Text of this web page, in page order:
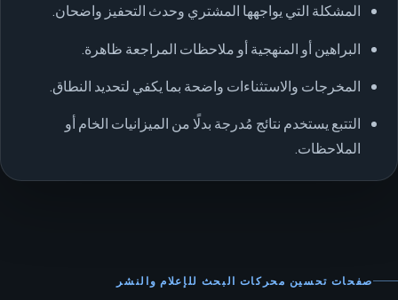
المشكلة التي يواجهها المشتري وحدث التحفيز واضحان.
البراهين أو المنهجية أو ملاحظات المراجعة ظاهرة.
المخرجات والاستثناءات واضحة بما يكفي لتحديد النطاق.
التتبع يستخدم نتائج مُدرجة بدلًا من الميزانيات الخام أو
الملاحظات.
صفحات تحسين محركات البحث للإعلام والنشر